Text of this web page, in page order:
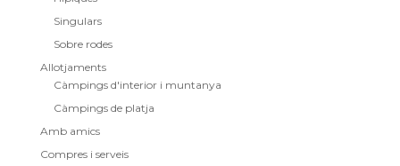
Singulars
Sobre rodes
Allotjaments
Càmpings d'interior i muntanya
Càmpings de platja
Amb amics
Compres i serveis